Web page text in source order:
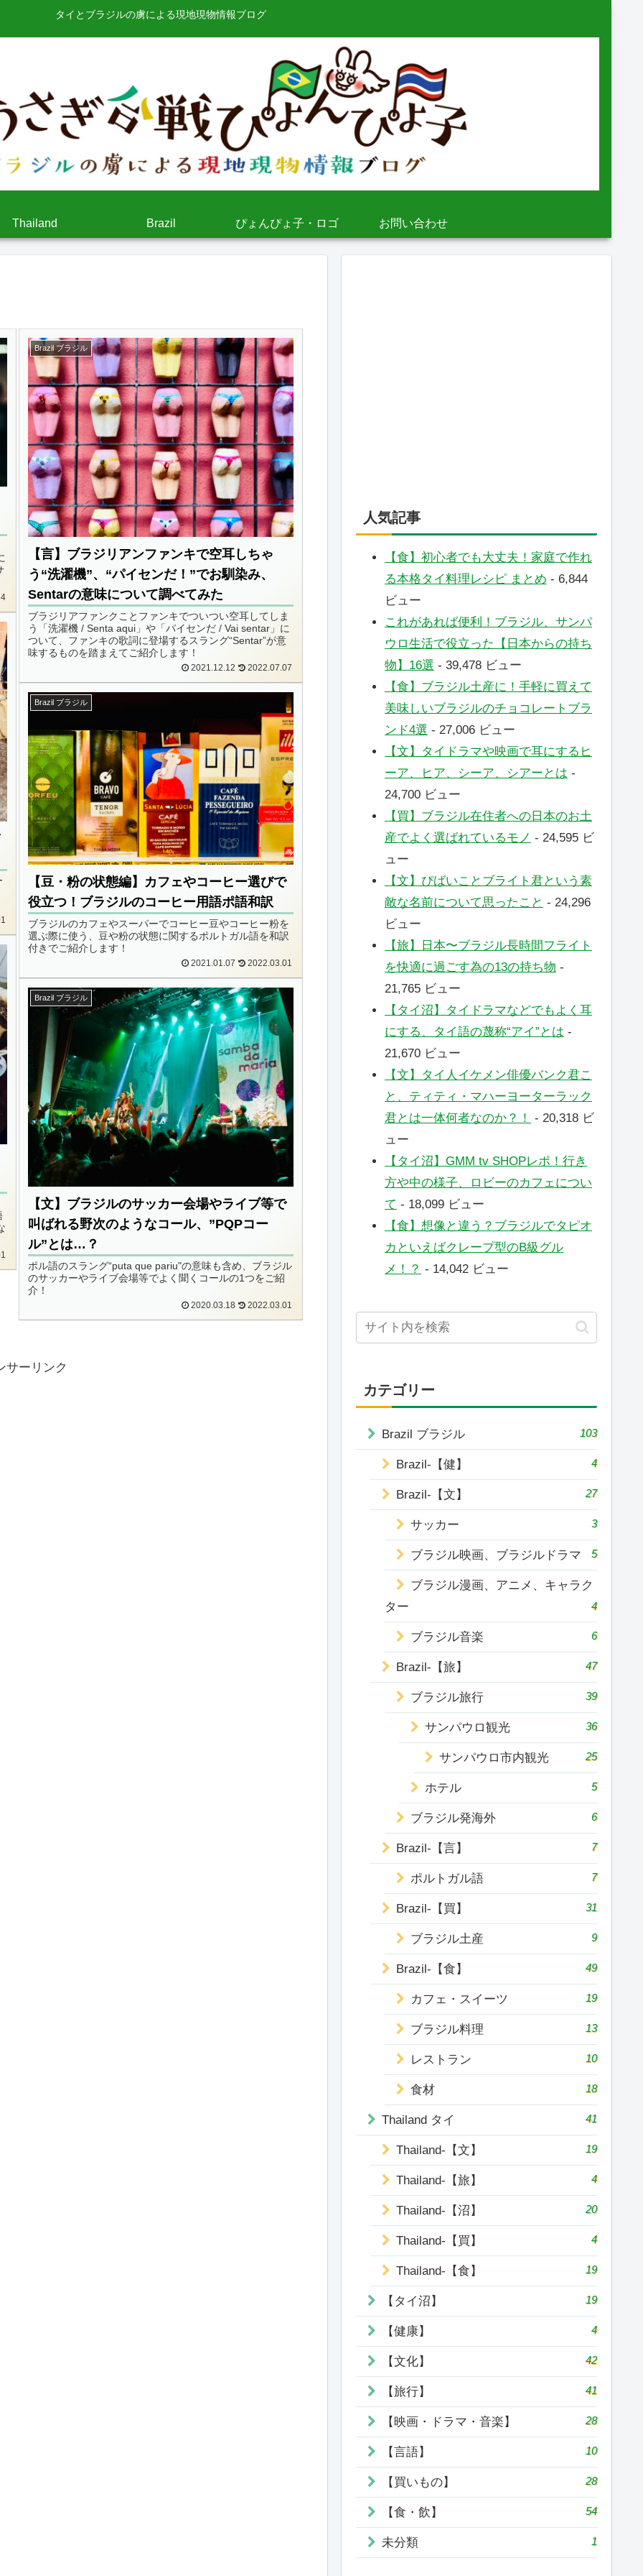
タイとブラジルの虜による現地現物情報ブログ
Thailand Brazil ぴょんぴょ子・ロゴ お問い合わせ
Brazil ブラジル
【言】ブラジリアンファンキで空耳しちゃ
う“洗濯機”、“パイセンだ！”でお馴染み、
Sentarの意味について調べてみた
ブラジリアファンクことファンキでついつい空耳してしま
う「洗濯機 / Senta aqui」や「パイセンだ / Vai sentar」に
ついて、ファンキの歌詞に登場するスラング“Sentar”が意
味するものを踏まえてご紹介します！
2021.12.12 2022.07.07
Brazil ブラジル
【豆・粉の状態編】カフェやコーヒー選びで
役立つ！ブラジルのコーヒー用語ポ語和訳
ブラジルのカフェやスーパーでコーヒー豆やコーヒー粉を
選ぶ際に使う、豆や粉の状態に関するポルトガル語を和訳
付きでご紹介します！
2021.01.07 2022.03.01
Brazil ブラジル
【文】ブラジルのサッカー会場やライブ等で
叫ばれる野次のようなコール、”PQPコー
ル”とは…？
ポル語のスラング“puta que pariu"の意味も含め、ブラジル
のサッカーやライブ会場等でよく聞くコールの1つをご紹
介！
2020.03.18 2022.03.01
サーリンク
人気記事
【食】初心者でも大丈夫！家庭で作れ
る本格タイ料理レシピ まとめ - 6,844
ビュー
これがあれば便利！ブラジル、サンパ
ウロ生活で役立った【日本からの持ち
物】16選 - 39,478 ビュー
【食】ブラジル土産に！手軽に買えて
美味しいブラジルのチョコレートブラ
ンド4選 - 27,006 ビュー
【文】タイドラマや映画で耳にするヒ
ーア、ヒア、シーア、シアーとは -
24,700 ビュー
【買】ブラジル在住者への日本のお土
産でよく選ばれているモノ - 24,595 ビ
ュー
【文】ぴばいことブライト君という素
敵な名前について思ったこと - 24,296
ビュー
【旅】日本〜ブラジル長時間フライト
を快適に過ごす為の13の持ち物 -
21,765 ビュー
【タイ沼】タイドラマなどでもよく耳
にする、タイ語の蔑称“アイ”とは -
21,670 ビュー
【文】タイ人イケメン俳優バンク君こ
と、ティティ・マハーヨーターラック
君とは一体何者なのか？！
- 20,318 ビ
ュー
【タイ沼】GMM tv SHOPレポ！行き
方や中の様子、ロビーのカフェについ
て - 18,099 ビュー
【食】想像と違う？ブラジルでタピオ
カといえばクレープ型のB級グル
メ！？ - 14,042 ビュー
カテゴリー
Brazil ブラジル 103
Brazil-【健】 4
Brazil-【文】 27
サッカー 3
ブラジル映画、ブラジルドラマ 5
ブラジル漫画、アニメ、キャラク
ター
4
ブラジル音楽 6
Brazil-【旅】 47
ブラジル旅行 39
サンパウロ観光 36
サンパウロ市内観光 25
ホテル 5
ブラジル発海外 6
Brazil-【言】 7
ポルトガル語 7
Brazil-【買】 31
ブラジル土産 9
Brazil-【食】 49
カフェ・スイーツ 19
ブラジル料理 13
レストラン 10
食材 18
Thailand タイ 41
Thailand-【文】 19
Thailand-【旅】 4
Thailand-【沼】 20
Thailand-【買】 4
Thailand-【食】 19
【タイ沼】 19
【健康】 4
【文化】 42
【旅行】 41
【映画・ドラマ・音楽】 28
【言語】 10
【買いもの】 28
【食・飲】 54
未分類 1